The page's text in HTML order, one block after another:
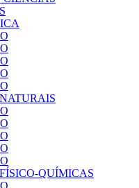
QUÍMICAS